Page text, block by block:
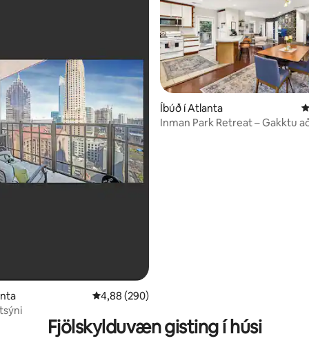
201 umsagnir
4,88 af 5 í meðaleinkunn, 290 umsagnir
4,88 (290)
Íbúð í Atlanta
Inman Park Retreat – Gakktu
Fjölskylduvæn gisting í húsi